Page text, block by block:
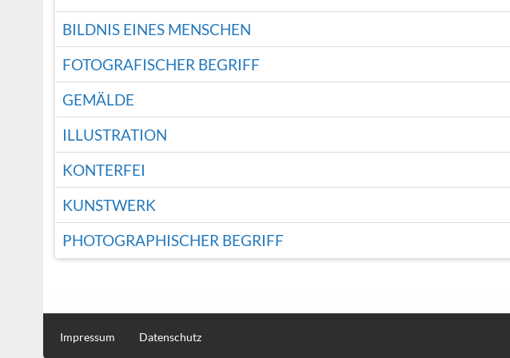
BILDNIS EINES MENSCHEN
FOTOGRAFISCHER BEGRIFF
GEMÄLDE
ILLUSTRATION
KONTERFEI
KUNSTWERK
PHOTOGRAPHISCHER BEGRIFF
Impressum Datenschutz